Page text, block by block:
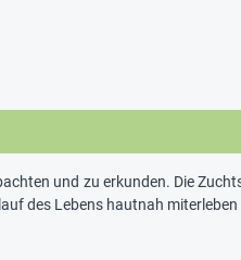
und zu erkunden. Die
des Lebens hautnah miterleben